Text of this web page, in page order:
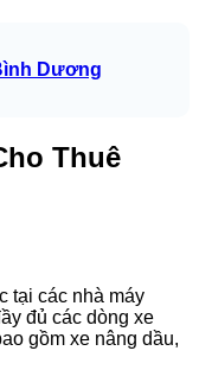
Dương
Thuê
tại các nhà máy
đủ các dòng xe
gồm xe nâng dầu,